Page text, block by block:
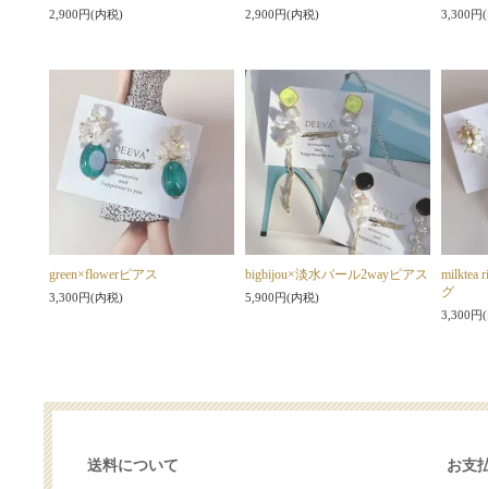
2,900円(内税) 2,900円(内税) 3,300円
green×flowerピアス
3,300円(内税)
bigbijou×淡水パール2wayピアス
5,900円(内税)
milktea
グ
3,300円
送料について お支